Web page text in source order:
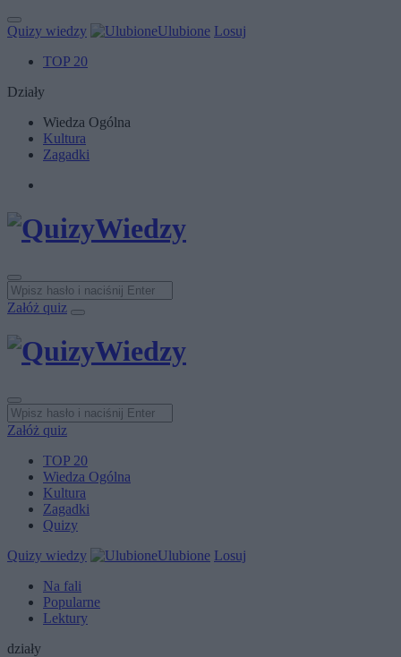
Quizy wiedzy Ulubione Losuj
TOP 20
Działy
Wiedza Ogólna
Kultura
Zagadki
Załóż quiz
Załóż quiz
TOP 20
Wiedza Ogólna
Kultura
Zagadki
Quizy
Quizy wiedzy
Ulubione Losuj
Na fali
Popularne
Lektury
działy